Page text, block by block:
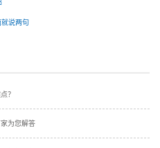
就说两句
？
为您解答